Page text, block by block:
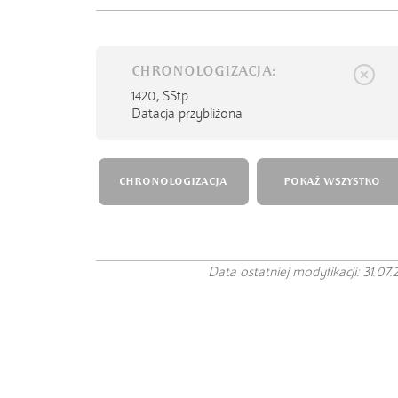
CHRONOLOGIZACJA:
1420, SStp
Datacja przybliżona
CHRONOLOGIZACJA POKAŻ WSZYSTKO
Data ostatniej modyfikacji: